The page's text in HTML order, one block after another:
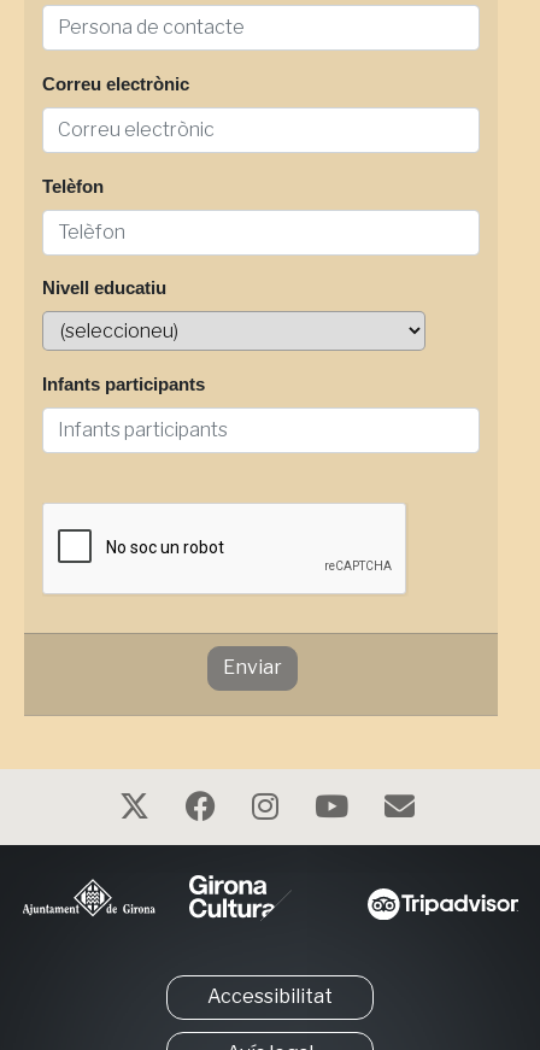
Correu electrònic
Telèfon
Nivell educatiu
Infants participants
Enviar
Accessibilitat